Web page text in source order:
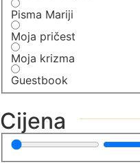
Pisma Mariji
Moja pričest
Moja krizma
Guestbook
Cijena